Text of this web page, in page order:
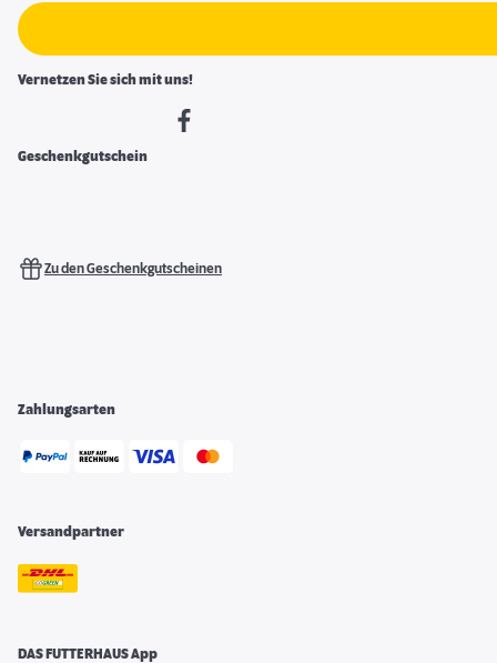
Vernetzen Sie sich mit uns!
Geschenkgutschein
Zu den Geschenkgutscheinen
Zahlungsarten
Versandpartner
DAS FUTTERHAUS App